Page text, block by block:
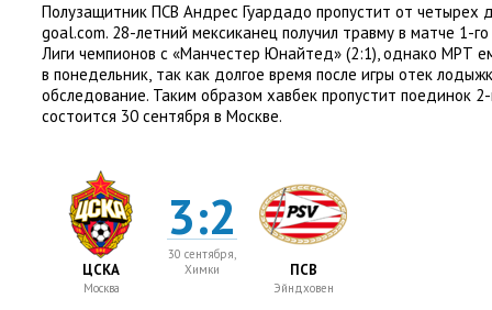
Полузащитник ПСВ Андрес Гуардадо пропустит от четырех
goal.com. 28-летний мексиканец получил травму в матче 1-го
Лиги чемпионов с «Манчестер Юнайтед» (2:1), однако МРТ
в понедельник, так как долгое время после игры отек
обследование. Таким образом хавбек пропустит поединок
состоится 30 сентября в Москве.
ЦСКА
Москва
3:2
30 сентября,
Химки
ПСВ
Эйндховен